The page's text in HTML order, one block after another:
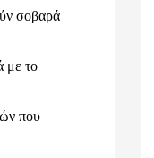
σοβαρά
με το
που